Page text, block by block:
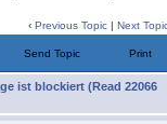
‹ Previous Topic | Next
Send Topic Print
ist blockiert (Read 22066